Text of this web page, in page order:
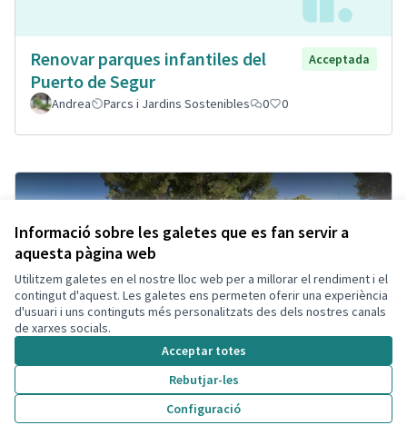
Informació sobre les galetes que es fan servir a
aquesta pàgina web
Utilitzem galetes en el nostre lloc web per a millorar el rendiment i el
contingut d'aquest. Les galetes ens permeten oferir una experiència
d'usuari i uns continguts més personalitzats des dels nostres canals
de xarxes socials.
Acceptar totes
Rebutjar-les
Configuració
Renovar parques infantiles del
Puerto de Segur
Acceptada
Andrea Parcs i Jardins Sostenibles 0 0
Ganar visibilidad estación Segur,